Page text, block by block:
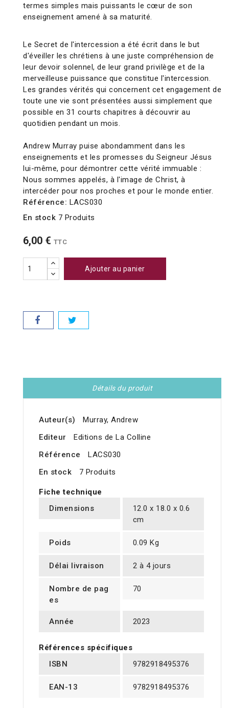
termes simples mais puissants le cœur de son
enseignement amené à sa maturité.
Le Secret de l'intercession a été écrit dans le but
d'éveiller les chrétiens à une juste compréhension de
leur devoir solennel, de leur grand privilège et de la
merveilleuse puissance que constitue l'intercession.
Les grandes vérités qui concernent cet engagement de
toute une vie sont présentées aussi simplement que
possible en 31 courts chapitres à découvrir au
quotidien pendant un mois.
Andrew Murray puise abondamment dans les
enseignements et les promesses du Seigneur Jésus
lui-même, pour démontrer cette vérité immuable :
Nous sommes appelés, à l'image de Christ, à
intercéder pour nos proches et pour le monde entier.
Référence: LACS030
En stock 7 Produits
6,00 € TTC
Ajouter au panier
Détails du produit
Auteur(s)
Murray, Andrew
Editeur
Editions de La Colline
Référence
LACS030
En stock
7 Produits
Fiche technique
Dimensions
12.0 x 18.0 x 0.6
cm
Poids 0.09 Kg
Délai livraison 2 à 4 jours
Nombre de pag
es
70
Année 2023
Références spécifiques
ISBN
9782918495376
EAN-13 9782918495376